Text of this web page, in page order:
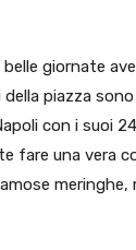
belle giornate
piazza
con i suoi
fare una vera
meringhe,